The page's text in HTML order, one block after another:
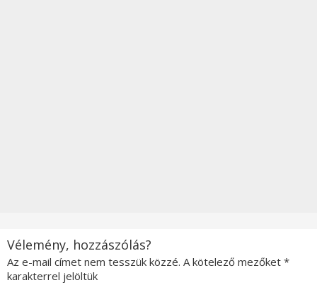
Vélemény, hozzászólás?
Az e-mail címet nem tesszük közzé. A kötelező mezőket *
karakterrel jelöltük